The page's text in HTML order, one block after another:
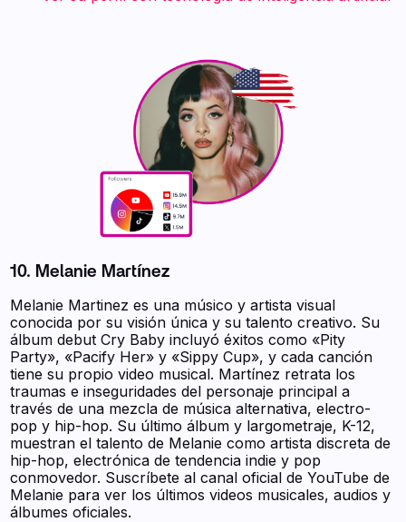
10. Melanie Martínez
Melanie Martinez es una músico y artista visual
conocida por su visión única y su talento creativo. Su
álbum debut Cry Baby incluyó éxitos como «Pity
Party», «Pacify Her» y «Sippy Cup», y cada canción
tiene su propio video musical. Martínez retrata los
traumas e inseguridades del personaje principal a
través de una mezcla de música alternativa, electro-
pop y hip-hop. Su último álbum y largometraje, K-12,
muestran el talento de Melanie como artista discreta de
hip-hop, electrónica de tendencia indie y pop
conmovedor. Suscríbete al canal oficial de YouTube de
Melanie para ver los últimos videos musicales, audios y
álbumes oficiales.